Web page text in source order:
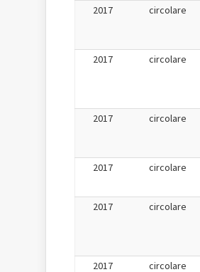
2017
circolare
2017
circolare
2017
circolare
2017
circolare
2017
circolare
2017
circolare